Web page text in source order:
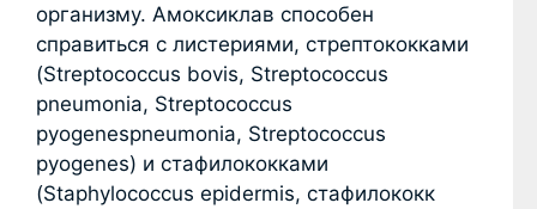
организму. Амоксиклав способен
справиться с листериями, стрептококками
(Streptococcus bovis, Streptococcus
pneumonia, Streptococcus
pyogenespneumonia, Streptococcus
pyogenes) и стафилококками
(Staphylococcus epidermis, стафилококк